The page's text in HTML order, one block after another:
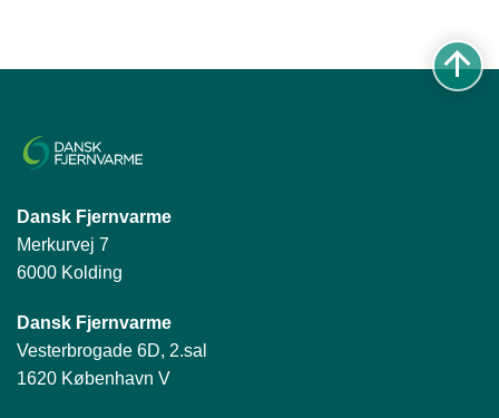
Dansk Fjernvarme
Merkurvej 7
6000 Kolding
Dansk Fjernvarme
Vesterbrogade 6D, 2.sal
1620 København V